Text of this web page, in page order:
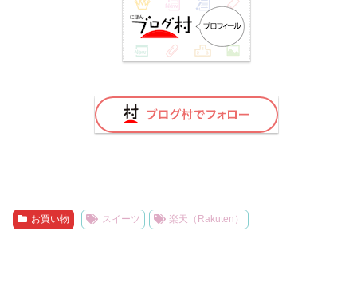
お買い物 スイーツ 楽天（Rakuten）